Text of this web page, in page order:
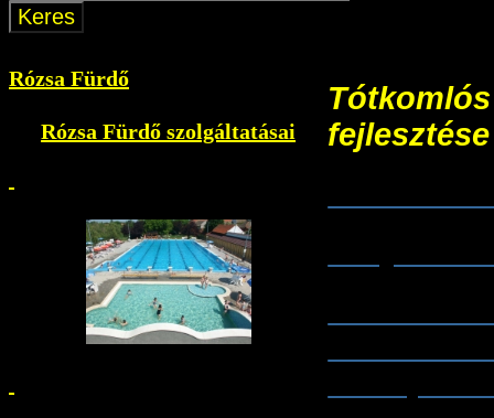
fejlesztése
Rózsa Fürdő
Rózsa Fürdő szolgáltatásai